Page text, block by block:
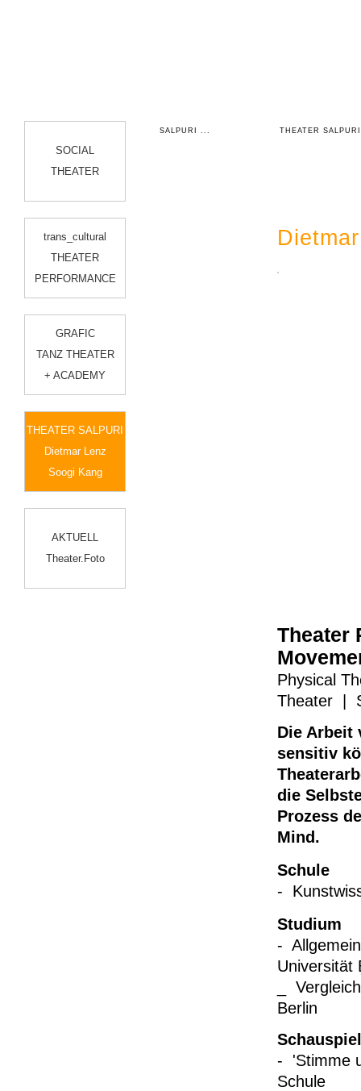
SOCIAL
THEATER
trans_cultural
THEATER
PERFORMANCE
GRAFIC
TANZ THEATER
+ ACADEMY
THEATER SALPURI
Dietmar Lenz
Soogi Kang
AKTUELL
Theater.Foto
SALPURI ... THEATER SALPURI
Theater
Physical
Theater
|
Die Arbeit
sensitiv
die
Prozess
Mind.
Schule
-
Studium
-
Universität
_
Berlin
- 'Stimme
Schule